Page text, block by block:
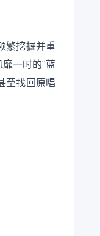
繁挖掘并重
一时的"蓝
至找回原唱